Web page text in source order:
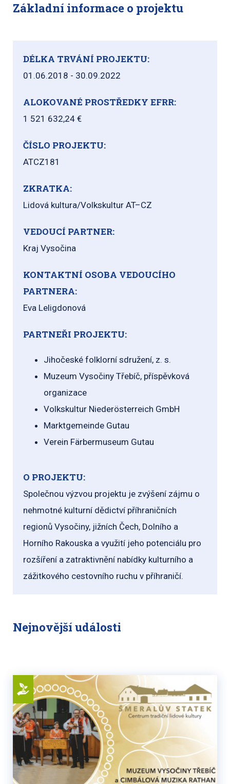
Základní informace o projektu
DÉLKA TRVÁNÍ PROJEKTU:
01.06.2018 - 30.09.2022
ALOKOVANÉ PROSTŘEDKY EFRR:
1 521 632,24 €
ČÍSLO PROJEKTU:
ATCZ181
ZKRATKA:
Lidová kultura/Volkskultur AT–CZ
VEDOUCÍ PARTNER:
Kraj Vysočina
KONTAKTNÍ OSOBA VEDOUCÍHO
PARTNERA:
Eva Leligdonová
PARTNEŘI PROJEKTU:
Jihočeské folklorní sdružení, z. s.
Muzeum Vysočiny Třebíč, příspěvková
organizace
Volkskultur Niederösterreich GmbH
Marktgemeinde Gutau
Verein Färbermuseum Gutau
O PROJEKTU:
Společnou výzvou projektu je zvýšení zájmu o
nehmotné kulturní dědictví příhraničních
regionů Vysočiny, jižních Čech, Dolního a
Horního Rakouska a využití jeho potenciálu pro
rozšíření a zatraktivnění nabídky kulturního a
zážitkového cestovního ruchu v příhraničí.
Nejnovější události